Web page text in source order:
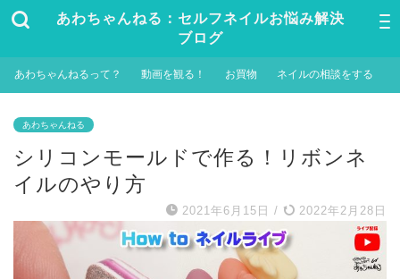
あわちゃんねる：セルフネイルお悩み解決
ブログ
あわちゃんねるって？ 動画を観る！ お買物 ネイルの相談をする
あわちゃんねる
シリコンモールドで作る！リボンネ
イルのやり方
2021年6月15日 / 2022年2月28日